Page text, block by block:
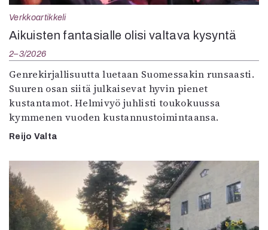
Verkkoartikkeli
Aikuisten fantasialle olisi valtava kysyntä
2–3/2026
Genrekirjallisuutta luetaan Suomessakin runsaasti.
Suuren osan siitä julkaisevat hyvin pienet
kustantamot. Helmivyö juhlisti toukokuussa
kymmenen vuoden kustannustoimintaansa.
Reijo Valta